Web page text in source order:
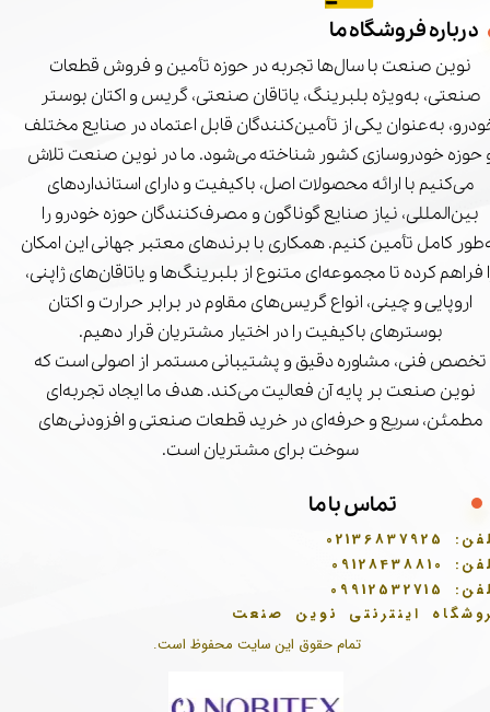
تمام حقوق این سایت محفوظ است.
درباره فروشگاه ما
نوین صنعت با سال‌ها تجربه در حوزه تأمین و فروش قطعات
صنعتی، به‌ویژه بلبرینگ، یاتاقان صنعتی، گریس و اکتان بوستر
به‌عنوان یکی از تأمین‌کنندگان قابل اعتماد در صنایع مختلف
حوزه خودروسازی کشور شناخته می‌شود. ما در نوین صنعت تلاش
می‌کنیم با ارائه محصولات اصل، باکیفیت و دارای استانداردهای
بین‌المللی، نیاز صنایع گوناگون و مصرف‌کنندگان حوزه خودرو را
کامل تأمین کنیم. همکاری با برندهای معتبر جهانی این امکان
فراهم کرده تا مجموعه‌ای متنوع از بلبرینگ‌ها و یاتاقان‌های ژاپنی،
اروپایی و چینی، انواع گریس‌های مقاوم در برابر حرارت و اکتان
بوسترهای باکیفیت را در اختیار مشتریان قرار دهیم.
تخصص فنی، مشاوره دقیق و پشتیبانی مستمر از اصولی است که
نوین صنعت بر پایه آن فعالیت می‌کند. هدف ما ایجاد تجربه‌ای
مطمئن، سریع و حرفه‌ای در خرید قطعات صنعتی و افزودنی‌های
سوخت برای مشتریان است.
تماس با ما
02136837925
09128438810
09912532715
اینترنتی نوین صنعت